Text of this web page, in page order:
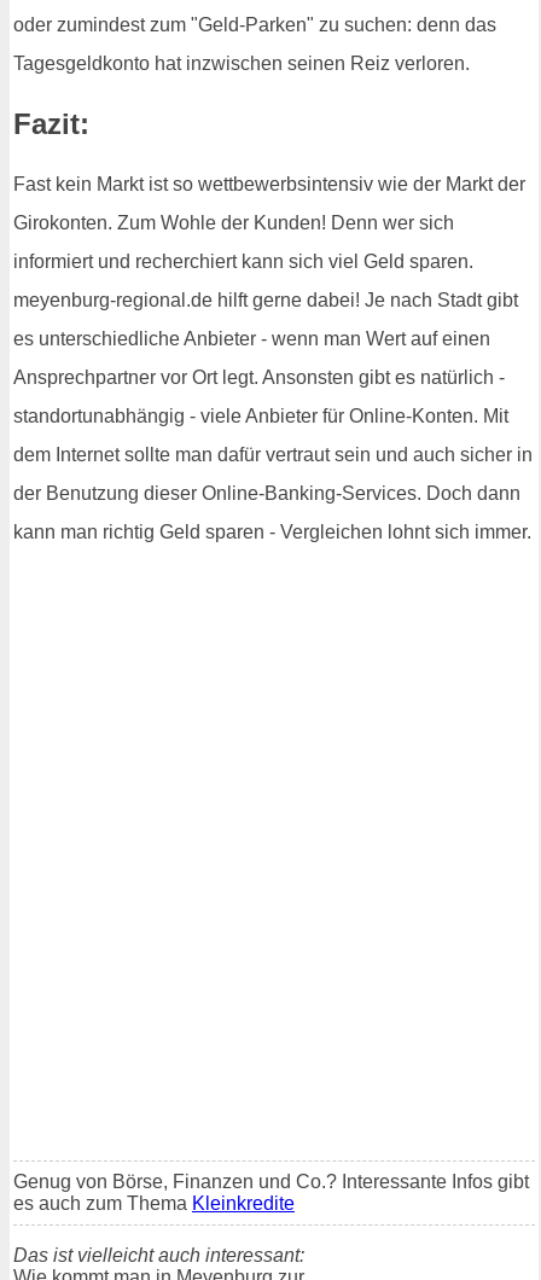
oder zumindest zum "Geld-Parken" zu suchen: denn das
Tagesgeldkonto hat inzwischen seinen Reiz verloren.
Fazit:
Fast kein Markt ist so wettbewerbsintensiv wie der Markt der
Girokonten. Zum Wohle der Kunden! Denn wer sich
informiert und recherchiert kann sich viel Geld sparen.
meyenburg-regional.de hilft gerne dabei! Je nach Stadt gibt
es unterschiedliche Anbieter - wenn man Wert auf einen
Ansprechpartner vor Ort legt. Ansonsten gibt es natürlich -
standortunabhängig - viele Anbieter für Online-Konten. Mit
dem Internet sollte man dafür vertraut sein und auch sicher in
der Benutzung dieser Online-Banking-Services. Doch dann
kann man richtig Geld sparen - Vergleichen lohnt sich immer.
Genug von Börse, Finanzen und Co.? Interessante Infos gibt
es auch zum Thema Kleinkredite
Das ist vielleicht auch interessant: